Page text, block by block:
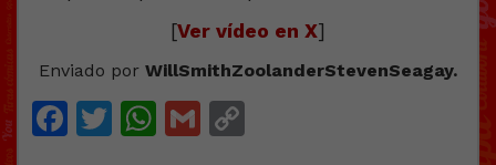
[Ver vídeo en X]
Enviado por WillSmithZoolanderStevenSeagay.
Facebook
Twitter
WhatsApp
Gmail